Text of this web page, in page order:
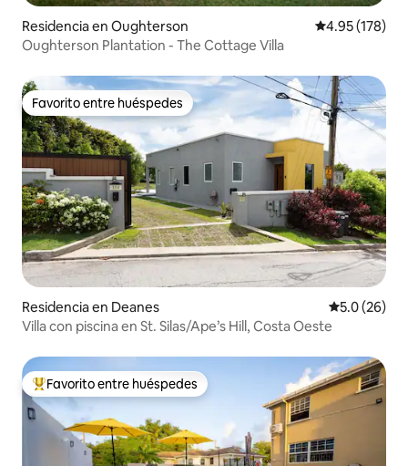
Residencia en Oughterson Calificación
4.95 (178)
Oughterson Plantation - The Cottage Villa
Favorito entre huéspedes
Favorito entre huéspedes
Residencia en Deanes Calificación
5.0 (26)
Villa con piscina en St. Silas/Ape’s Hill, Costa Oeste
De los mejores en Favorito entre huéspedes
Favorito entre huéspedes